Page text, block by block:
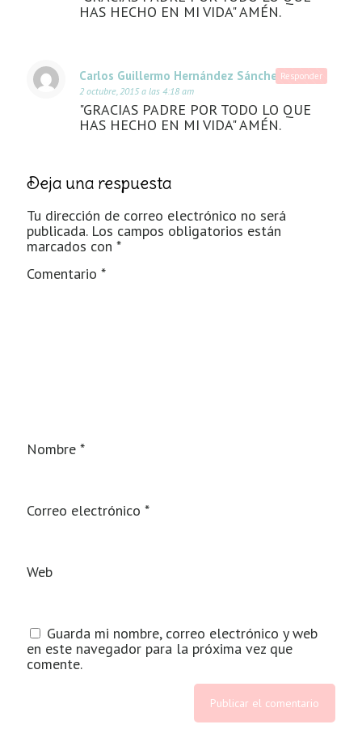
HAS HECHO EN MI VIDA" AMÉN.
Carlos Guillermo Hernández Sánchez dice:
2 octubre, 2015 a las 4:18 am
"GRACIAS PADRE POR TODO LO QUE
HAS HECHO EN MI VIDA" AMÉN.
Responder
Deja una respuesta
Tu dirección de correo electrónico no será
publicada. Los campos obligatorios están
marcados con *
Comentario *
Nombre *
Correo electrónico *
Web
Guarda mi nombre, correo electrónico y web
en este navegador para la próxima vez que
comente.